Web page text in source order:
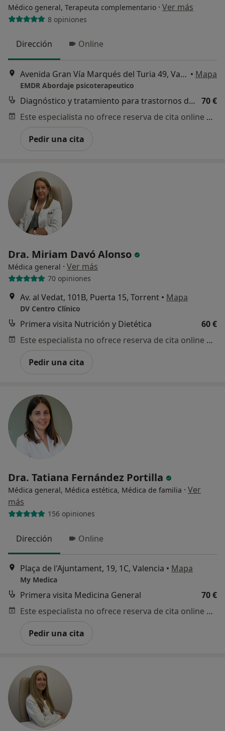
Médico general, Terapeuta complementario · Ver más
8 opiniones
Dirección Online
Avenida Gran Vía Marqués del Turia 49, Valencia • Mapa
EMDR Abordaje psicoterapeutico
Diagnóstico y tratamiento para trastornos de ansiedad 70 €
Este especialista no ofrece reserva de cita online en esta dirección.
Pedir una cita
Dra. Miriam Davó Alonso
Médica general · Ver más
70 opiniones
Av. al Vedat, 101B, Puerta 15, Torrent • Mapa
DV Centro Clínico
Primera visita Nutrición y Dietética
60 €
Este especialista no ofrece reserva de cita online en esta dirección.
Pedir una cita
Dra. Tatiana Fernández Portilla
Médica general, Médica estética, Médica de familia · Ver
más
156 opiniones
Dirección Online
Plaça de l'Ajuntament, 19, 1C, Valencia • Mapa
My Medica
Primera visita Medicina General
70 €
Este especialista no ofrece reserva de cita online en esta dirección.
Pedir una cita